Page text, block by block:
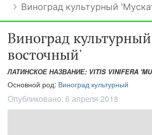
Виноград культурный
Виноград
восточный'
ЛАТИНСКОЕ НАЗВАНИЕ: VITIS VINIFERA
Основной род: Виноград культурный
Опубликовано: 6 апреля 2018